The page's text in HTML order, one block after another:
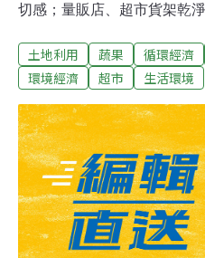
切感；量販店、超市貨架乾
的銷售平台一次訂購一週蔬
到新鮮美味又安全的蔬菜水
農藥殘留監測 每月10%不合
中，照理一件蔬果從生產到
把關方式，讓我們吃下肚的
卡，包括了從農民到農政單
從衛福部到地方衛生局等重
現，儘管各階段都有農藥抽
讓人安心。根據衛福部食藥
土地利用 蔬果 循環經濟
環境經濟
超市 生活環境